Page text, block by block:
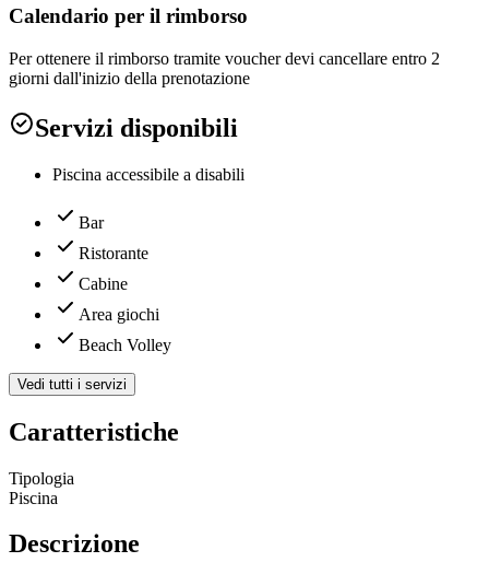
Calendario per il rimborso
Per ottenere il rimborso tramite voucher devi cancellare entro 2
giorni dall'inizio della prenotazione
Servizi disponibili
Piscina accessibile a disabili
Bar
Ristorante
Cabine
Area giochi
Beach Volley
Vedi tutti i servizi
Caratteristiche
Tipologia
Piscina
Descrizione